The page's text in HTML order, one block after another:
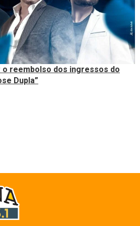
reembolso dos ingressos do
Dupla”